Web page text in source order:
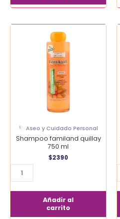
Aseo y Cuidado Personal
Shampoo familand quillay
750 ml
$2390
Añadir al
carrito